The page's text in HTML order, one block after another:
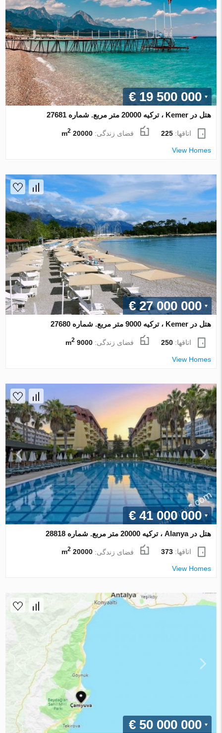
€ 19 500 000
هتل در Kemer ، ترکیه 20000 متر مربع. شماره 27681
اتاقها:225 فضای زندگی:20000 m
2
View Homes
€ 27 000 000
هتل در Kemer ، ترکیه 9000 متر مربع. شماره 27680
اتاقها:250 فضای زندگی:9000 m
2
View Homes
€ 41 000 000
هتل در Alanya ، ترکیه 20000 متر مربع. شماره 28818
اتاقها:373 فضای زندگی:20000 m
2
View Homes
€ 50 000 000